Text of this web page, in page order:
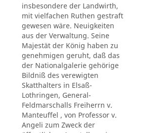
insbesondere der Landwirth,
mit vielfachen Ruthen gestraft
gewesen wäre. Neuigkeiten
aus der Verwaltung. Seine
Majestät der König haben zu
genehmigen geruht, daß das
der Nationalgalerie gehörige
Bildniß des verewigten
Skatthalters in Elsaß-
Lothringen, General-
Feldmarschalls Freiherrn v.
Manteuffel , von Professor v.
Angeli zum Zweck der